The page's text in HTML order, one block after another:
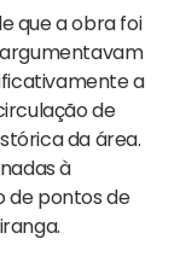
que a obra foi
a
de
da área.
à
de pontos de